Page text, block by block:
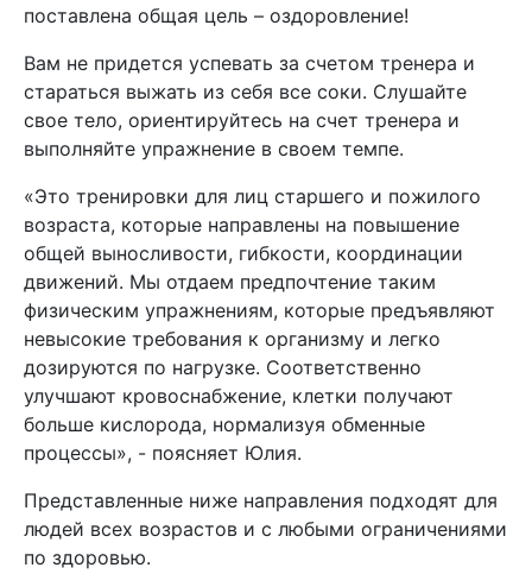
поставлена общая цель – оздоровление!
Вам не придется успевать за счетом тренера и
стараться выжать из себя все соки. Слушайте
свое тело, ориентируйтесь на счет тренера и
выполняйте упражнение в своем темпе.
«Это тренировки для лиц старшего и пожилого
возраста, которые направлены на повышение
общей выносливости, гибкости, координации
движений. Мы отдаем предпочтение таким
физическим упражнениям, которые предъявляют
невысокие требования к организму и легко
дозируются по нагрузке. Соответственно
улучшают кровоснабжение, клетки получают
больше кислорода, нормализуя обменные
процессы», - поясняет Юлия.
Представленные ниже направления подходят для
людей всех возрастов и с любыми ограничениями
по здоровью.